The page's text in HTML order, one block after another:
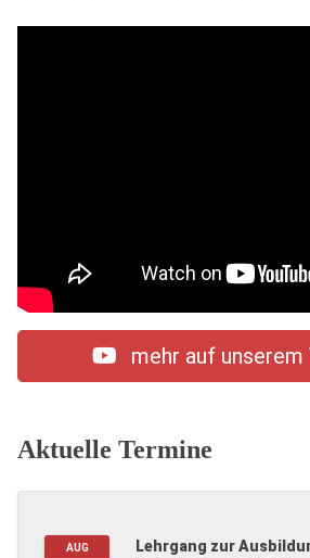
mehr auf unserem
Aktuelle Termine
AUG
Lehrgang zur